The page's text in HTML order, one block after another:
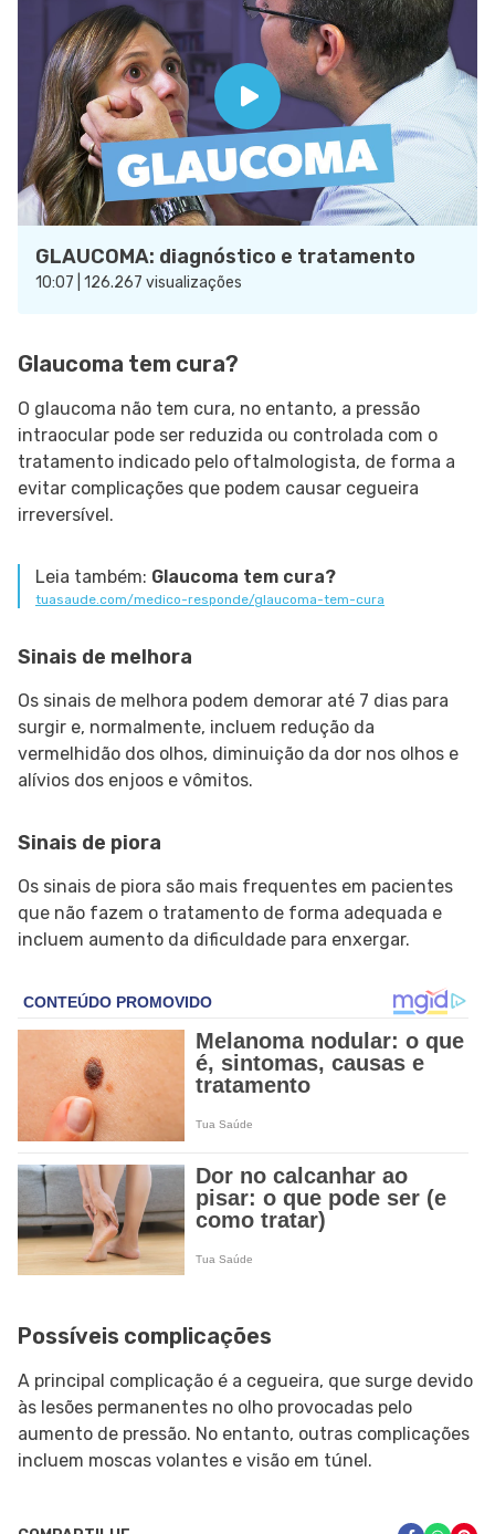
GLAUCOMA: diagnóstico e tratamento
10:07 | 126.267 visualizações
Glaucoma tem cura?
O glaucoma não tem cura, no entanto, a pressão
intraocular pode ser reduzida ou controlada com o
tratamento indicado pelo oftalmologista, de forma a
evitar complicações que podem causar cegueira
irreversível.
Leia também: Glaucoma tem cura?
tuasaude.com/medico-responde/glaucoma-tem-cura
Sinais de melhora
Os sinais de melhora podem demorar até 7 dias para
surgir e, normalmente, incluem redução da
vermelhidão dos olhos, diminuição da dor nos olhos e
alívios dos enjoos e vômitos.
Sinais de piora
Os sinais de piora são mais frequentes em pacientes
que não fazem o tratamento de forma adequada e
incluem aumento da dificuldade para enxergar.
Possíveis complicações
A principal complicação é a cegueira, que surge devido
às lesões permanentes no olho provocadas pelo
aumento de pressão. No entanto, outras complicações
incluem moscas volantes e visão em túnel.